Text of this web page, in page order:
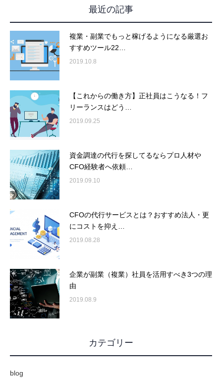
最近の記事
複業・副業でもっと稼げるようになる厳選お
すすめツール22…
2019.10.8
【これからの働き方】正社員はこうなる！フ
リーランスはどう…
2019.09.25
資金調達の代行を探してるならプロ人材や
CFO経験者へ依頼…
2019.09.10
CFOの代行サービスとは？おすすめ法人・更
にコストを抑え…
2019.08.28
企業が副業（複業）社員を活用すべき3つの理
由
2019.08.9
カテゴリー
blog